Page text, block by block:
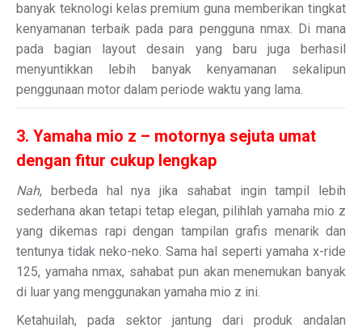
banyak teknologi kelas premium guna memberikan tingkat
kenyamanan terbaik pada para pengguna nmax. Di mana
pada bagian layout desain yang baru juga berhasil
menyuntikkan lebih banyak kenyamanan sekalipun
penggunaan motor dalam periode waktu yang lama.
3. Yamaha mio z – motornya sejuta umat
dengan fitur cukup lengkap
Nah, berbeda hal nya jika sahabat ingin tampil lebih
sederhana akan tetapi tetap elegan, pilihlah yamaha mio z
yang dikemas rapi dengan tampilan grafis menarik dan
tentunya tidak neko-neko. Sama hal seperti yamaha x-ride
125, yamaha nmax, sahabat pun akan menemukan banyak
di luar yang menggunakan yamaha mio z ini.
Ketahuilah, pada sektor jantung dari produk andalan